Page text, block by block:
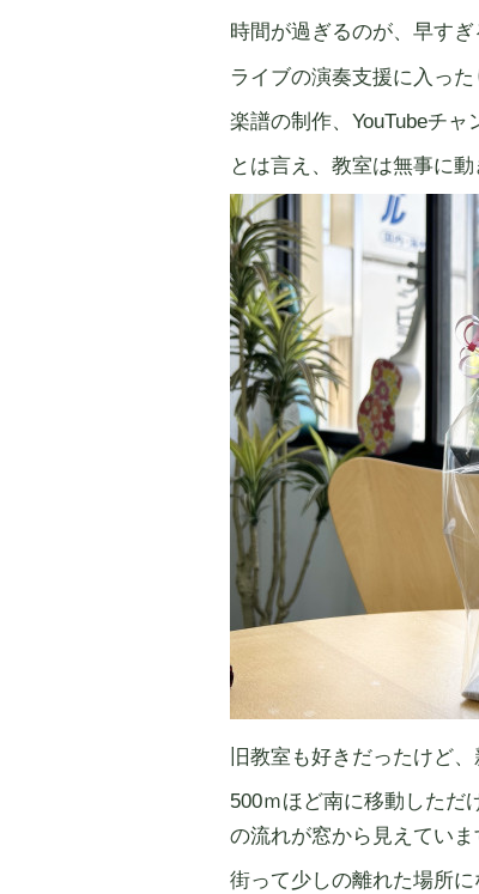
時間が過ぎるのが、早すぎ
ライブの演奏支援に入っ
楽譜の制作、YouTubeチ
とは言え、教室は無事に動
旧教室も好きだったけど
500ｍほど南に移動しただ
の流れが窓から見えていま
街って少しの離れた場所